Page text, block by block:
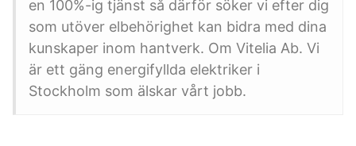
en 100%-ig tjänst så därför söker vi efter dig
som utöver elbehörighet kan bidra med dina
kunskaper inom hantverk. Om Vitelia Ab. Vi
är ett gäng energifyllda elektriker i
Stockholm som älskar vårt jobb.